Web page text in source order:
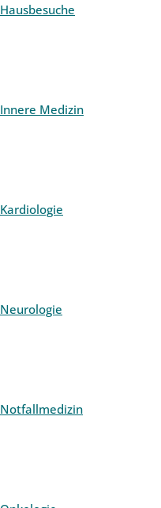
Hausbesuche
Innere Medizin
Kardiologie
Neurologie
Notfallmedizin